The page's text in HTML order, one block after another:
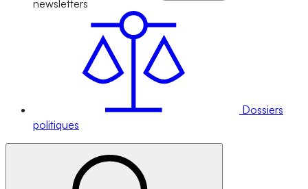
newsletters
Dossiers
politiques